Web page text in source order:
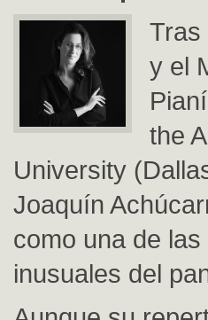
Tras
y el
the
University
Joaquín
como una de
inusuales del